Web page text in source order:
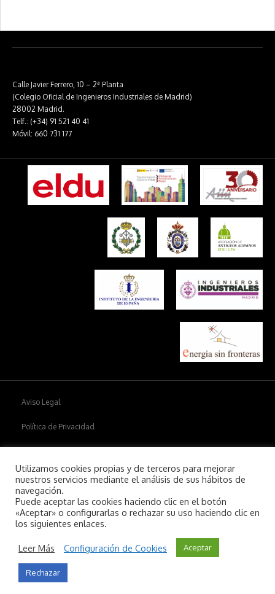
Calle Javier Ferrero, 10 – 2ª Planta
(Colegio Oficial de Ingenieros Industriales de Madrid)
28002 Madrid.
Telf.: (+34) 91 521 40 41
Móvil: 660 731 177
Aviso Legal
Política de Privacidad
Copyright © 2026Aiim.
Utilizamos cookies propias y de terceros para mejorar
nuestros servicios mediante el análisis de sus hábitos de
navegación.
Puede aceptar las cookies haciendo clic en el botón
«Aceptar» o configurarlas o rechazar su uso haciendo clic en
los siguientes enlaces.
Leer Más Configuración de Cookies Aceptar
Rechazar